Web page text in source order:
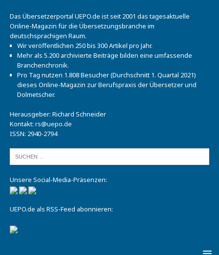
Das Übersetzerportal UEPO.de ist seit 2001 das tagesaktuelle
Online-Magazin für die Übersetzungsbranche im
deutschsprachigen Raum.
Wir veröffentlichen 250 bis 300 Artikel pro Jahr.
Mehr als 5.200 archivierte Beiträge bilden eine umfassende
Branchenchronik.
Pro Tag nutzen 1.808 Besucher (Durchschnitt 1. Quartal 2021)
dieses Online-Magazin zur Berufspraxis der Übersetzer und
Dolmetscher.
Herausgeber: Richard Schneider
Kontakt: rs@uepo.de
ISSN: 2940-2794
Unsere Social-Media-Präsenzen:
UEPO.de als RSS-Feed abonnieren: